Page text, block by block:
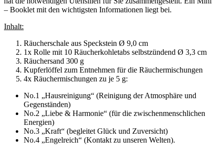
– Booklet mit den wichtigsten Informationen liegt bei.
Inhalt:
Räucherschale aus Speckstein Ø 9,0 cm
1x Rolle mit 10 Räucherkohletabs selbstzündend Ø 3,3 cm
Räuchersand 300 g
Kupferlöffel zum Entnehmen für die Räuchermischungen
4x Räuchermischungen zu je 5 g:
No.1 „Hausreinigung“ (Reinigung der Atmosphäre und
Gegenständen)
No.2 „Liebe & Harmonie“ (für die zwischenmenschlichen
Energien)
No.3 „Kraft“ (begleitet Glück und Zuversicht)
No.4 „Engelreich“ (Kontakt zu unseren Welten).